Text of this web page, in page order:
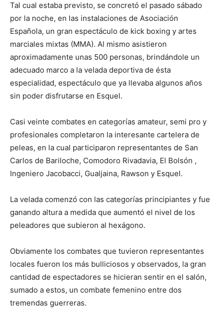
Tal cual estaba previsto, se concretó el pasado sábado
por la noche, en las instalaciones de Asociación
Española, un gran espectáculo de kick boxing y artes
marciales mixtas (MMA). Al mismo asistieron
aproximadamente unas 500 personas, brindándole un
adecuado marco a la velada deportiva de ésta
especialidad, espectáculo que ya llevaba algunos años
sin poder disfrutarse en Esquel.
Casi veinte combates en categorías amateur, semi pro y
profesionales completaron la interesante cartelera de
peleas, en la cual participaron representantes de San
Carlos de Bariloche, Comodoro Rivadavia, El Bolsón ,
Ingeniero Jacobacci, Gualjaina, Rawson y Esquel.
La velada comenzó con las categorías principiantes y fue
ganando altura a medida que aumentó el nivel de los
peleadores que subieron al hexágono.
Obviamente los combates que tuvieron representantes
locales fueron los más bulliciosos y observados, la gran
cantidad de espectadores se hicieran sentir en el salón,
sumado a estos, un combate femenino entre dos
tremendas guerreras.